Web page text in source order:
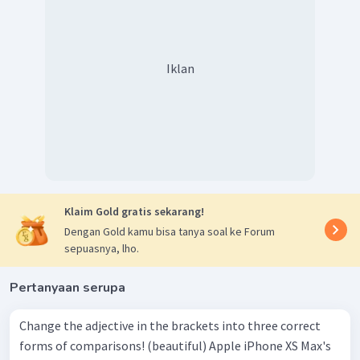
Iklan
Klaim Gold gratis sekarang!
Dengan Gold kamu bisa tanya soal ke Forum
sepuasnya, lho.
Pertanyaan serupa
Change the adjective in the brackets into three correct
forms of comparisons! (beautiful) Apple iPhone XS Max's